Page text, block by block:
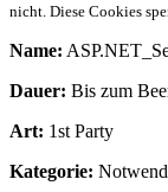
nicht. Diese Cookies
Name:
Dauer: Bis zum
Art: 1st Party
Kategorie: